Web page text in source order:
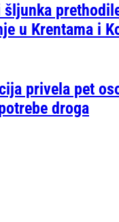
u Krentama i
privela pet
droga